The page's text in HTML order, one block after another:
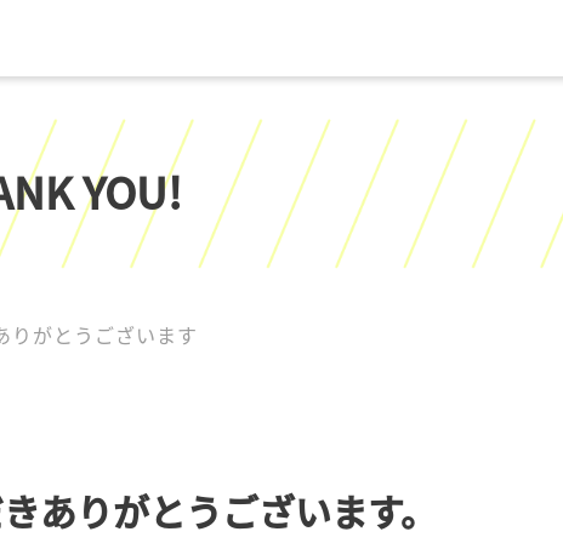
YOU!
りがとうございます
ありがとうございます。